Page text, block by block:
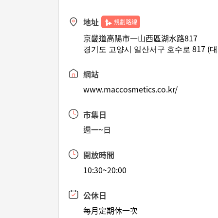
地址 規劃路線
京畿道高陽市一山西區湖水路817
경기도 고양시 일산서구 호수로 817 (
網站
www.maccosmetics.co.kr/
市集日
週一~日
開放時間
10:30~20:00
公休日
每月定期休一次